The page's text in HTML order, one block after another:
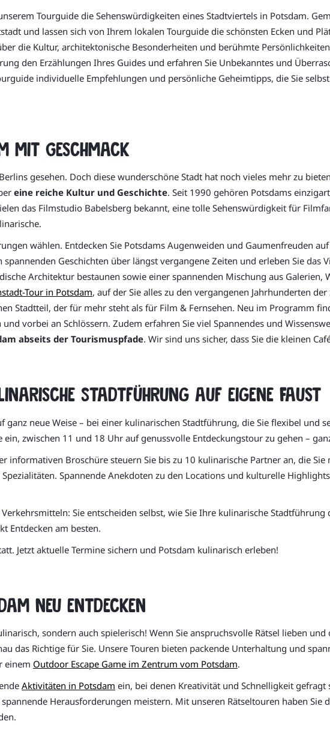
Tourguide die Sehenswürdigkeiten eines Stadtviertels in Potsdam.
und lassen sich von Ihrem lokalen Tourguide die schönsten Ecken und
die Kultur, architektonische Besonderheiten und berühmte
den Erzählungen Ihres Guides und erfahren Sie Unbekanntes und
individuelle Empfehlungen und persönliche Geheimtipps, die Sie
mit Geschmack
gesehen. Doch diese wunderschöne Stadt hat noch vieles mehr zu
eine reiche Kultur und Geschichte. Seit 1990 gehören Potsdams
das Filmstudio Babelsberg bekannt, eine tolle Sehenswürdigkeit für
wählen. Entdecken Sie Potsdams Augenweiden und Gaumenfreuden
Geschichten über längst vergangene Zeiten und erleben Sie das
Architektur bestaunen sowie einer spannenden Mischung aus Galerien,
Tour in Potsdam, auf der Sie alles zu den vergangenen Jahrhunderten
Stadtteil, der für mehr steht als für Film & Fernsehen. Neu im Programm
vorbei an Schlössern. Zudem erfahren Sie viel Spannendes und
abseits der Tourismuspfade. Wir sind uns sicher, dass Sie die kleinen
Stadtführung auf eigene Faust
ganz neue Weise – bei einer kulinarischen Stadtführung, die Sie flexibel und
ein, zwischen 11 und 18 Uhr auf genussvolle Entdeckungstour zu gehen –
informativen Broschüre steuern Sie bis zu 10 kulinarische Partner an, die
Spannende Anekdoten zu den Locations und kulturelle
Sie entscheiden selbst, wie Sie Ihre kulinarische
Entdecken am besten.
Jetzt aktuelle Termine sichern und Potsdam kulinarisch erleben!
neu entdecken
sondern auch spielerisch! Wenn Sie anspruchsvolle Rätsel lieben
das Richtige für Sie. Unsere Touren bieten packende Unterhaltung und
einem Outdoor Escape Game im Zentrum vom Potsdam.
Aktivitäten in Potsdam ein, bei denen Kreativität und Schnelligkeit gefragt
Herausforderungen meistern. Mit unseren Rätseltouren haben Sie